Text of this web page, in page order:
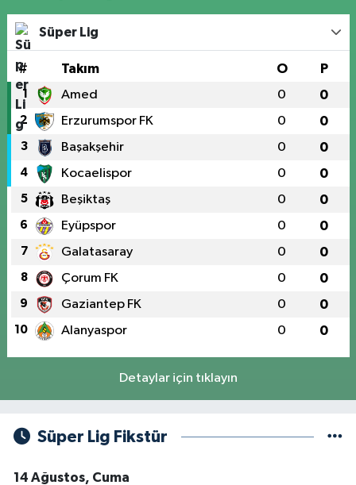
Süper Lig
# Takım O P
1 Amed 0 0
2 Erzurumspor FK 0 0
3 Başakşehir 0 0
4 Kocaelispor 0 0
5 Beşiktaş 0 0
6 Eyüpspor 0 0
7 Galatasaray 0 0
8 Çorum FK 0 0
9 Gaziantep FK 0 0
10 Alanyaspor 0 0
Detaylar için tıklayın
Süper Lig Fikstür
14 Ağustos, Cuma